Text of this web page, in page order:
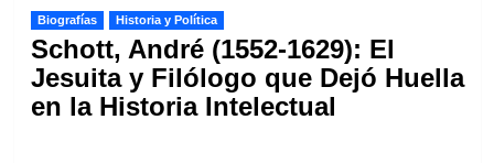
Biografías Historia y Política
Schott, André (1552-1629): El
Jesuita y Filólogo que Dejó Huella
en la Historia Intelectual